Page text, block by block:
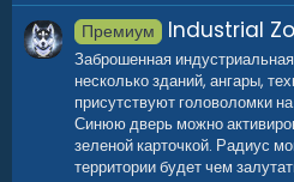
Премиум Industrial
Заброшенная
несколько зданий, ангары,
присутствуют головоломки
Синюю дверь можно
зеленой карточкой. Радиус
территории будет чем